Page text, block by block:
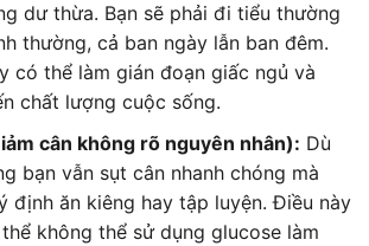
dư thừa. Bạn sẽ phải đi tiểu thường
thường, cả ban ngày lẫn ban đêm.
có thể làm gián đoạn giấc ngủ và
chất lượng cuộc sống.
cân không rõ nguyên nhân): Dù
bạn vẫn sụt cân nhanh chóng mà
định ăn kiêng hay tập luyện. Điều này
không thể sử dụng glucose làm